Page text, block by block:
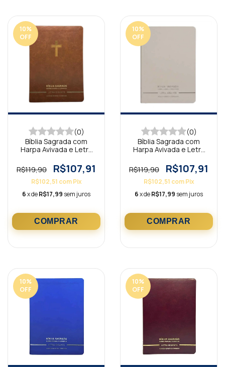
10%
OFF
(0)
Bíblia Sagrada com
Harpa Avivada e Letra
Cruz Marrom
R$119,90 R$107,91
R$102,51 com Pix
6x deR$17,99 sem juros
10%
OFF
(0)
Bíblia Sagrada com
Harpa Avivada e Letra
Minimalista Branca
R$119,90 R$107,91
R$102,51 com Pix
6x deR$17,99 sem juros
10%
OFF
10%
OFF